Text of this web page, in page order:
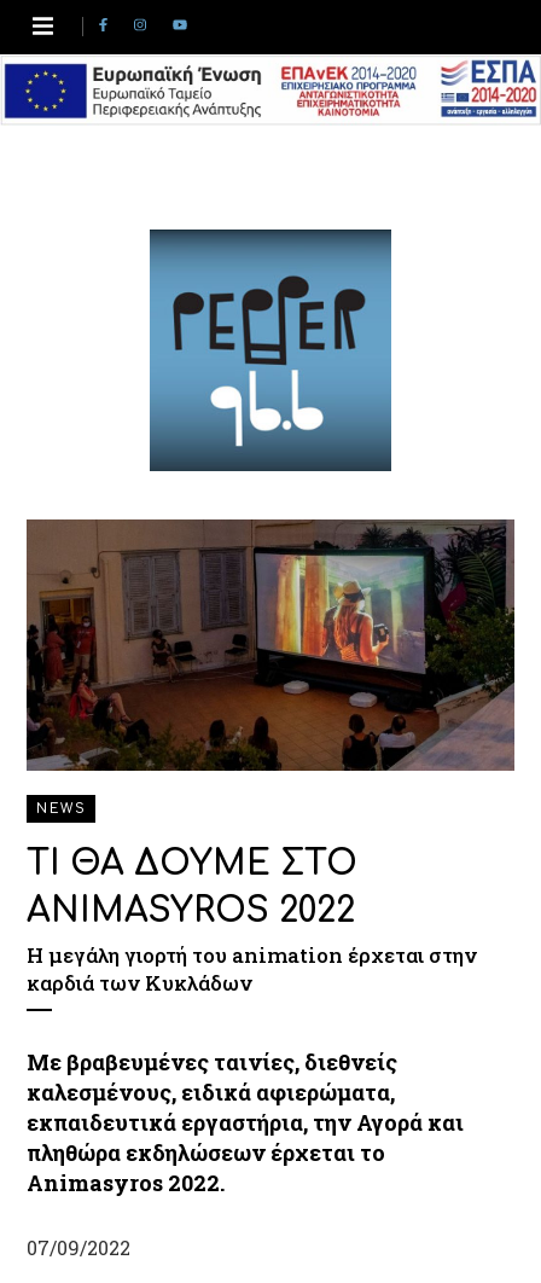
NEWS
ΤΙ ΘΑ ΔΟΥΜΕ ΣΤΟ
ANIMASYROS 2022
Η μεγάλη γιορτή του animation έρχεται στην
καρδιά των Κυκλάδων
Με βραβευμένες ταινίες, διεθνείς
καλεσμένους, ειδικά αφιερώματα,
εκπαιδευτικά εργαστήρια, την Αγορά και
πληθώρα εκδηλώσεων έρχεται το
Animasyros 2022.
07/09/2022